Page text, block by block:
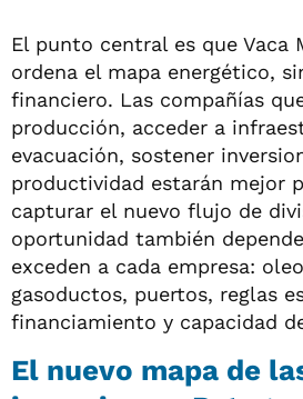
El punto central es que Vaca
ordena el mapa energético,
financiero. Las compañías
producción, acceder a
evacuación, sostener
productividad estarán mejor
capturar el nuevo flujo de
oportunidad también
exceden a cada empresa:
gasoductos, puertos, reglas
financiamiento y capacidad
El nuevo mapa de